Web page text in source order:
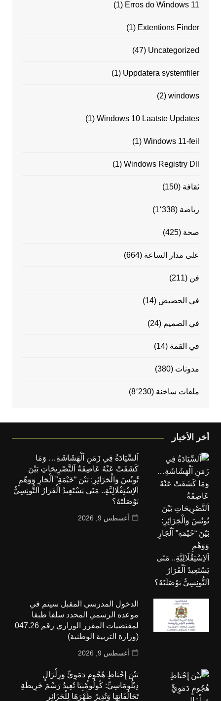
Erros do Windows 11
(1)
Extentions Finder
(1)
Uncategorized
(47)
Uppdatera systemfiler
(1)
windows
(2)
Windows 10 Laatste Updates
(1)
Windows 11-feil
(1)
Windows Registry Dll
(1)
ثقافة (150)
رياضة (1٬338)
صحة (425)
على مدار الساعة (664)
فن (211)
في الحضيض (14)
في الصميم (24)
في القمة (14)
مدونات (380)
ملفات ساخنة (8٬230)
أخر الأخبار
اَلسِّيَادَةُ فِي زَمَنِ اَلْهَشَاشَةِ… وَمَا
كَشَفَتْ عَنْهُ عَاصِفَةُ اَلتَّصْرِيحَاتِ بَيْنَ
تُونُسَ وَالْجَزَائِرِ: بَيْنَ “خَيْمَةِ” اَلْجَارِ وَوَهْمِ
اَلاِسْتِقْلَالِيَّةِ.. مَتَى يَسْتَعِيدُ اَلْقَرَارُ اَلتُّونِسِيُّ
بَوْصَلَتَهُ؟
أغسطس 9, 2026
الدخول المدرسي المقبل سیتم في
موعده الرسمي المحدد سلفا طبقا
لمقتضیات المقرر الوزاري رقم 047.26
(وزارة التربية الوطنية)
أغسطس 9, 2026
بَيْنَ إِحْبَاطِ هُجُومٍ دَمَوِيٍّ وَزِلْزَالٍ
دِبْلُومَاسِيٍّ: كُولُومْبِيَا تُعِيدُ رَسْمَ خَرِيطَةِ
تَحَالُفَاتِهَا وَتُدِيرُ ظَهْرَهَا لِلْجَزَائِرِ